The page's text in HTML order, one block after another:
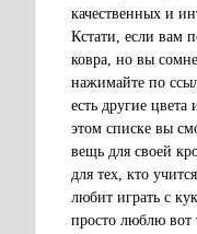
качественных и
Кстати, если вам
ковра, но вы
нажимайте по
есть другие
этом списке вы
вещь для своей
для тех, кто
любит играть с
просто люблю вот